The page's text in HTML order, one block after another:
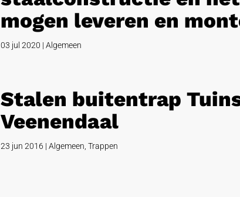
mogen leveren en
03 jul 2020 | Algemeen
Stalen buitentrap
Veenendaal
23 jun 2016 | Algemeen Trappen